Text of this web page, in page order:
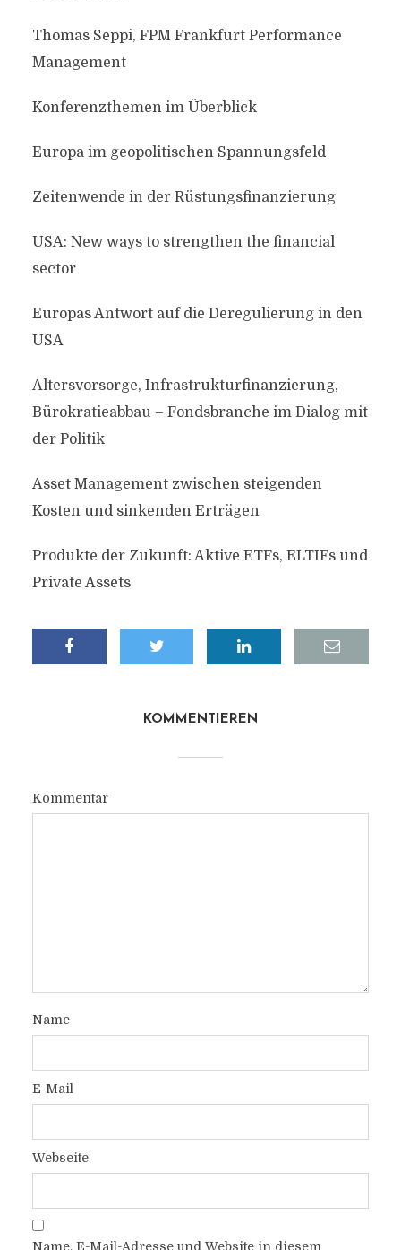
Thomas Seppi, FPM Frankfurt Performance
Management
Konferenzthemen im Überblick
Europa im geopolitischen Spannungsfeld
Zeitenwende in der Rüstungsfinanzierung
USA: New ways to strengthen the financial
sector
Europas Antwort auf die Deregulierung in den
USA
Altersvorsorge, Infrastrukturfinanzierung,
Bürokratieabbau – Fondsbranche im Dialog mit
der Politik
Asset Management zwischen steigenden
Kosten und sinkenden Erträgen
Produkte der Zukunft: Aktive ETFs, ELTIFs und
Private Assets
KOMMENTIEREN
Kommentar
Name
E-Mail
Webseite
Name, E-Mail-Adresse und Website in diesem